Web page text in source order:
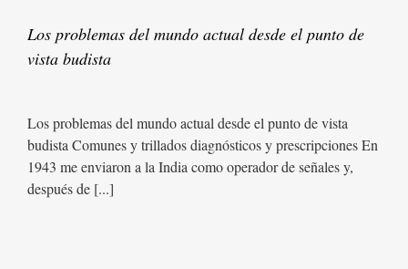
Los problemas del mundo actual desde el punto de
vista budista
Los problemas del mundo actual desde el punto de vista
budista Comunes y trillados diagnósticos y prescripciones En
1943 me enviaron a la India como operador de señales y,
después de [...]